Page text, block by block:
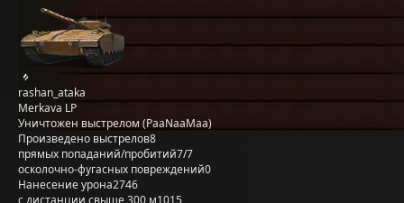
rashan_ataka
Merkava LP
Уничтожен выстрелом (PaaNaaMaa)
Произведено выстрелов8
прямых попаданий/пробитий7/7
осколочно-фугасных повреждений0
Нанесение урона2746
с дистанции свыше 300 м1015